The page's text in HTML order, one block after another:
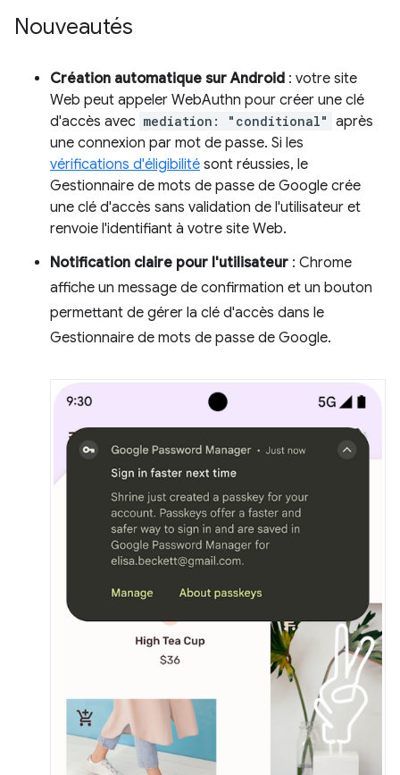
Nouveautés
Création automatique sur Android : votre site
Web peut appeler WebAuthn pour créer une clé
d'accès avec mediation: "conditional" après
une connexion par mot de passe. Si les
vérifications d'éligibilité sont réussies, le
Gestionnaire de mots de passe de Google crée
une clé d'accès sans validation de l'utilisateur et
renvoie l'identifiant à votre site Web.
Notification claire pour l'utilisateur : Chrome
affiche un message de confirmation et un bouton
permettant de gérer la clé d'accès dans le
Gestionnaire de mots de passe de Google.